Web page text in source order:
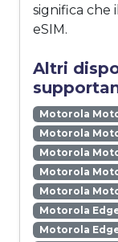
significa che
eSIM.
Altri
Motorola
Motorola Moto
Motorola Moto
Motorola
Motorola
Motorola
Motorola